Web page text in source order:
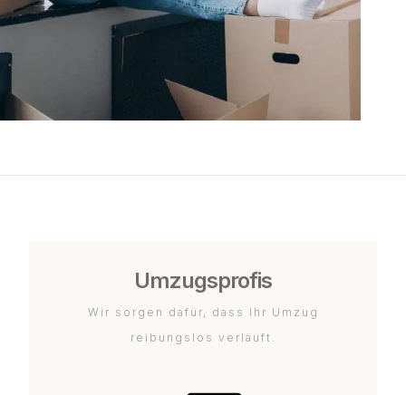
Umzugsprofis
Wir sorgen dafür, dass Ihr Umzug
reibungslos verläuft.